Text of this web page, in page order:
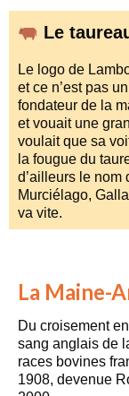
Le
Le logo de
et ce n’est pas
fondateur de la
et vouait une
voulait que sa
la fougue du
d’ailleurs le nom
Murciélago,
va vite.
La Maine-
Du croisement
sang anglais de
races bovines
1908, devenue